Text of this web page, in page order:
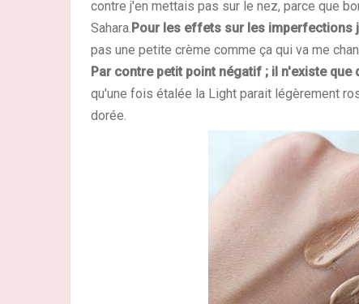
contre j'en mettais pas sur le nez, parce que
Sahara. Pour les effets sur les imperfections
pas une petite crème comme ça qui va me
Par contre petit point négatif ; il n'existe que
qu'une fois étalée la Light parait légèrement
dorée.